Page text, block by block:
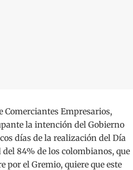
Comerciantes Empresarios,
la intención del Gobierno
días de la realización del Día
84% de los colombianos, que
por el Gremio, quiere que este